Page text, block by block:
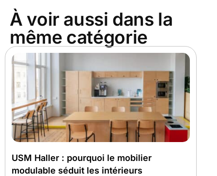
À voir aussi dans la
même catégorie
USM Haller : pourquoi le mobilier
modulable séduit les intérieurs